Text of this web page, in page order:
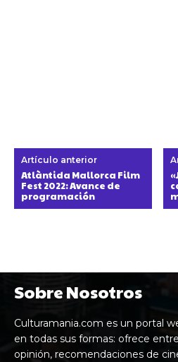
Artículo anterior
Atlàntida Mallorca Film
Fest 2022: Avance de
programación
Sobre Nosotros
Culturamania.com es un portal
en todas sus formas: ofrece
opinión, recomendaciones de